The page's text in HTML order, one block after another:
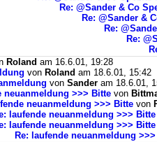
Re: @Sander & Co
Re: @Sander &
Re:
Re:
Roland am 16.6.01, 19:28
von Roland am 18.6.01, 15:42
von Sander am 18.6.01,
neuanmeldung >>> Bitte von
neuanmeldung >>> Bitte von
laufende neuanmeldung >>> Bitte
laufende neuanmeldung >>> Bitte
Re: laufende neuanmeldung